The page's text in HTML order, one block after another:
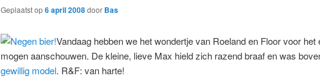
Geplaatst op6 april 2008door Bas
Vandaag hebben we het wondertje van Roeland en Floor voor het
mogen aanschouwen. De kleine, lieve Max hield zich razend braaf en was
gewillig model. R&F: van harte!